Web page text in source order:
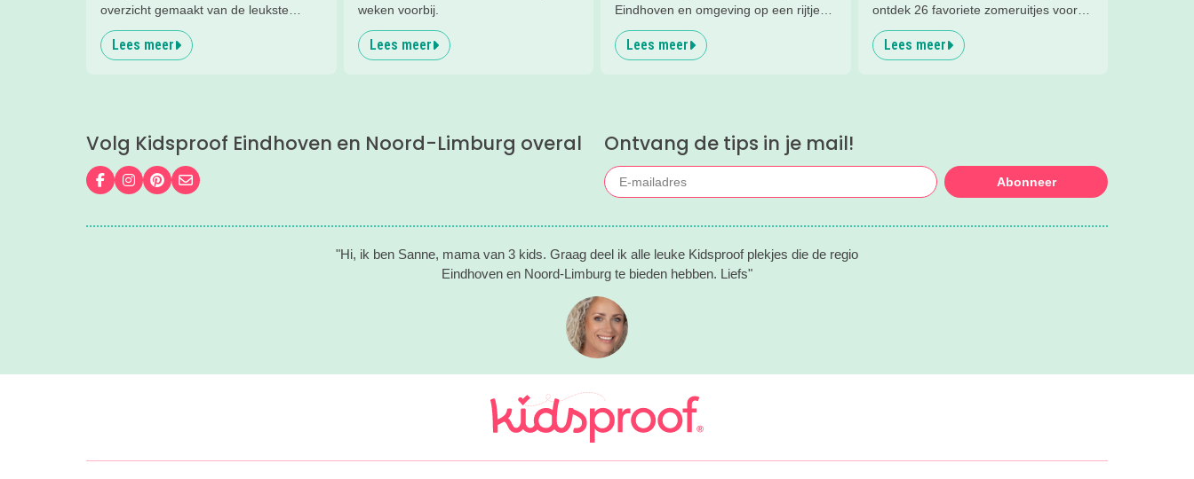
overzicht gemaakt van de leukste
natuurspeeltuinen in de Provincie
Noord-Brabant!
Lees meer
weken voorbij.
Lees meer
Eindhoven en omgeving op een rijtje
gezet! Heel veel plezier!
Lees meer
ontdek 26 favoriete zomeruitjes voor
gezinnen door heel Nederland.
Lees meer
Volg Kidsproof Eindhoven en Noord-Limburg overal
Volg ons op Facebook
Volg ons op Instagram
Volg ons op Pinterest
Mail ons
Ontvang de tips in je mail!
Abonneer
"Hi, ik ben Sanne, mama van 3 kids. Graag deel ik alle leuke Kidsproof plekjes die de regio
Eindhoven en Noord-Limburg te bieden hebben. Liefs"